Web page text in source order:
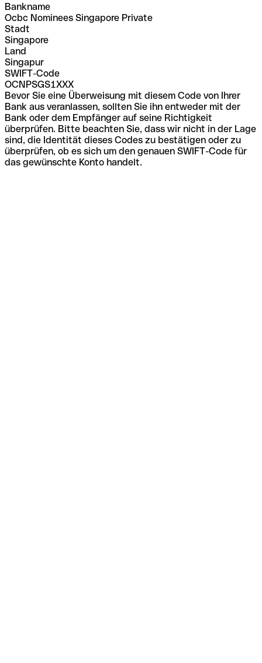
Bankname
Ocbc Nominees Singapore Private
Stadt
Singapore
Land
Singapur
SWIFT-Code
OCNPSGS1XXX
Bevor Sie eine Überweisung mit diesem Code von Ihrer
Bank aus veranlassen, sollten Sie ihn entweder mit der
Bank oder dem Empfänger auf seine Richtigkeit
überprüfen. Bitte beachten Sie, dass wir nicht in der Lage
sind, die Identität dieses Codes zu bestätigen oder zu
überprüfen, ob es sich um den genauen SWIFT-Code für
das gewünschte Konto handelt.